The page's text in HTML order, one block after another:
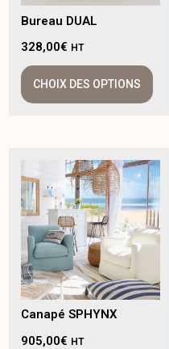
Bureau DUAL
328,00€ HT
CHOIX DES OPTIONS
Canapé SPHYNX
905,00€ HT